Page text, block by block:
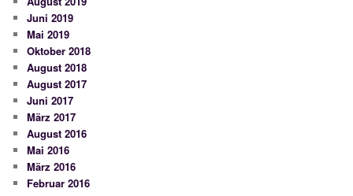
Juni 2019
Mai 2019
Oktober 2018
August 2018
August 2017
Juni 2017
März 2017
August 2016
Mai 2016
März 2016
Februar 2016